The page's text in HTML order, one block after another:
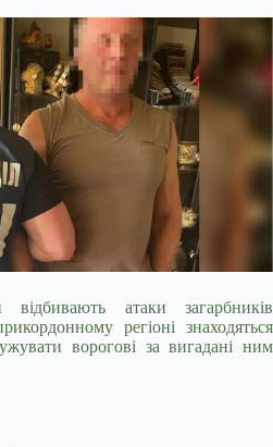
атаки загарбників
регіоні знаходяться
ворогові за вигадані ним